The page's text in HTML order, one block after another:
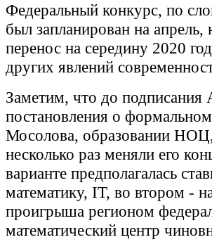
Федеральный конкурс, по
был запланирован на апрель,
перенос на середину 2020
других явлений
Заметим, что до подписания
постановления о
Мосолова, образовании НОЦ,
несколько раз меняли его
варианте предполагалась
математику, IT, во втором -
проигрыша регионом
математический центр